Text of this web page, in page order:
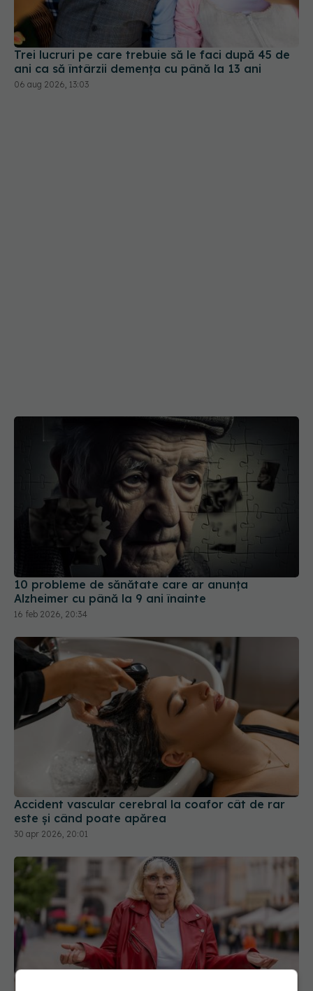
Trei lucruri pe care trebuie să le faci după 45 de
ani ca să întârzii demența cu până la 13 ani
06 aug 2026, 13:03
10 probleme de sănătate care ar anunța
Alzheimer cu până la 9 ani înainte
16 feb 2026, 20:34
Accident vascular cerebral la coafor cât de rar
este și când poate apărea
De ce uităm unde punem lucrurile când suntem pe